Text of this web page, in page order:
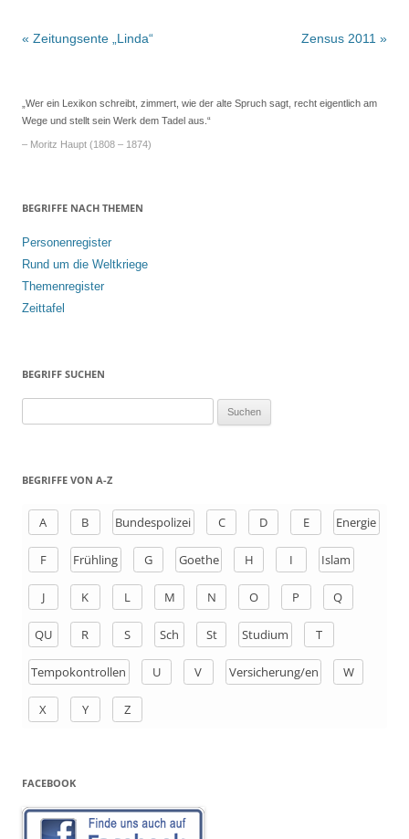
Beitrags-
« Zeitungsente „Linda“ Zensus 2011 »
„Wer ein Lexikon schreibt, zimmert, wie der alte Spruch sagt, recht eigentlich am
Wege und stellt sein Werk dem Tadel aus.“
– Moritz Haupt (1808 – 1874)
BEGRIFFE NACH THEMEN
Personenregister
Rund um die Weltkriege
Themenregister
Zeittafel
BEGRIFF SUCHEN
h
BEGRIFFE VON A-Z
A B Bundespolizei C D E Energie
F Frühling G Goethe H I Islam
J K L M N O P Q
QU R S Sch St Studium T
Tempokontrollen U V Versicherung/en W
X Y Z
FACEBOOK